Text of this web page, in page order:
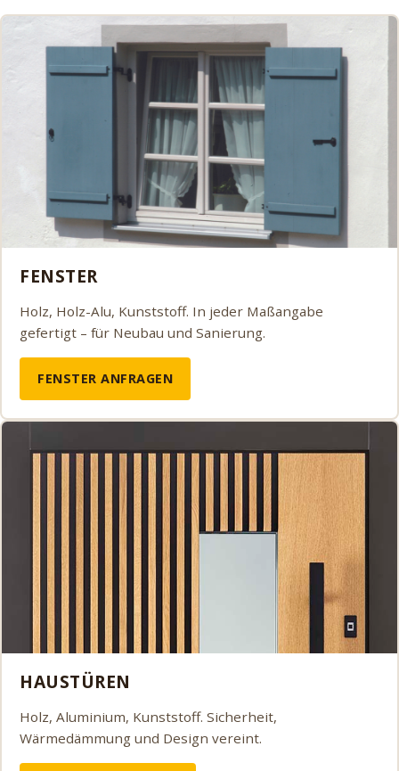
FENSTER
Holz, Holz-Alu, Kunststoff. In jeder Maßangabe
gefertigt – für Neubau und Sanierung.
FENSTER ANFRAGEN
HAUSTÜREN
Holz, Aluminium, Kunststoff. Sicherheit,
Wärmedämmung und Design vereint.